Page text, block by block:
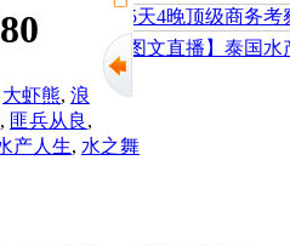
【图文直播】泰国水产
大虾熊, 浪
, 匪兵从良 ,
产人生, 水之舞